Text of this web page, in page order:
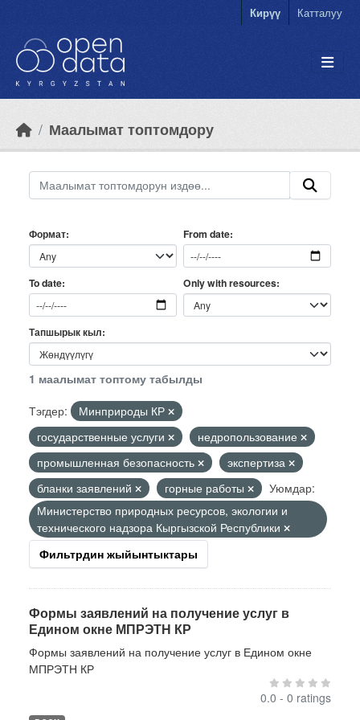
Кирүү Катталуу
Маалымат топтомдору
Формат From date
To date Only with resources
Тапшырык кыл
1 маалымат топтому табылды
Тэгдер:
Минприроды КР
государственные услуги
недропользование
промышленная безопасность
экспертиза
бланки заявлений
горные работы
Уюмдар:
Министерство природных ресурсов, экологии и
технического надзора Кыргызской Республики
Фильтрдин жыйынтыктары
Формы заявлений на получение услуг в
Едином окне МПРЭТН КР
Формы заявлений на получение услуг в Едином окне
МПРЭТН КР
0.0 - 0 ratings